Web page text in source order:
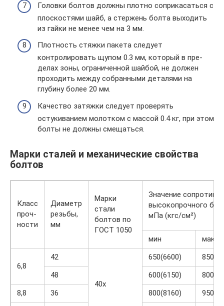
Головки болтов должны плотно соприкасаться с
плоскостями шайб, а стержень болта выходить
из гайки не менее чем на 3 мм.
Плотность стяжки пакета следует
контролировать щупом 0.3 мм, который в пре­
делах зоны, ограниченной шайбой, не должен
проходить между собранными деталями на
глубину более 20 мм.
Качество затяжки следует проверять
остукиванием молотком с массой 0.4 кг, при этом
болты не должны смещаться.
Марки сталей и механические свойства
болтов
Класс
проч-
ности
Диаметр
резьбы,
мм
Марки
стали
болтов по
ГОСТ 1050
Значение
высокопрочного
мПа (кгс/см²)
мин макс
6,8
42
40х
650(6600)
48
600(6150)
8,8
36 800(8160)